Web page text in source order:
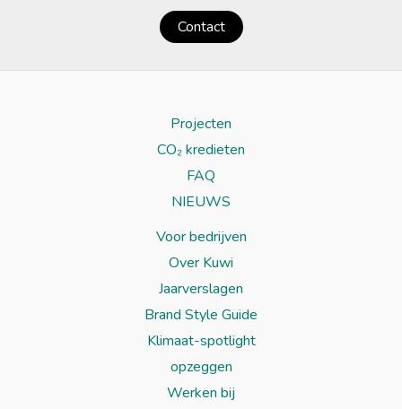
Contact
Projecten
CO₂ kredieten
FAQ
NIEUWS
Voor bedrijven
Over Kuwi
Jaarverslagen
Brand Style Guide
Klimaat-spotlight
opzeggen
Werken bij